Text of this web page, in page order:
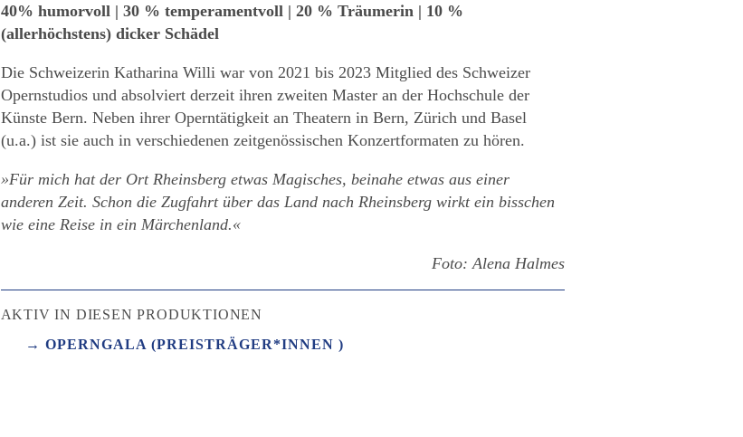
40% humorvoll | 30 % temperamentvoll | 20 % Träumerin | 10 %
(allerhöchstens) dicker Schädel
Die Schweizerin Katharina Willi war von 2021 bis 2023 Mitglied des Schweizer
Opernstudios und absolviert derzeit ihren zweiten Master an der Hochschule der
Künste Bern. Neben ihrer Operntätigkeit an Theatern in Bern, Zürich und Basel
(u.a.) ist sie auch in verschiedenen zeitgenössischen Konzertformaten zu hören.
»Für mich hat der Ort Rheinsberg etwas Magisches, beinahe etwas aus einer
anderen Zeit. Schon die Zugfahrt über das Land nach Rheinsberg wirkt ein bisschen
wie eine Reise in ein Märchenland.«
Foto: Alena Halmes
AKTIV IN DIESEN PRODUKTIONEN
OPERNGALA (PREISTRÄGER*INNEN )